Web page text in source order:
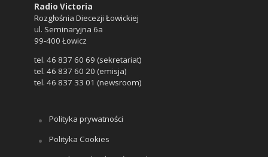
Radio Victoria
Rozgłośnia Diecezji Łowickiej
ul. Seminaryjna 6a
99-400 Łowicz
tel. 46 837 60 69 (sekretariat)
tel. 46 837 60 20 (emisja)
tel. 46 837 33 01 (newsroom)
Polityka prywatności
Polityka Cookies